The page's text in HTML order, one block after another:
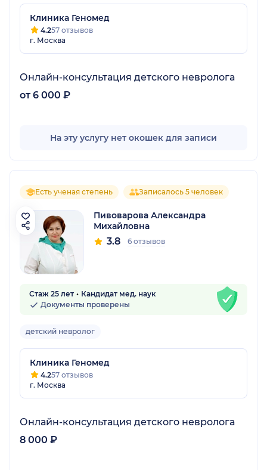
Клиника Геномед
4.257 отзывов
г. Москва
Онлайн-консультация детского невролога
от 6 000 ₽
На эту услугу нет окошек для записи
Есть ученая степень Записалось 5 человек
Пивоварова Александра
Михайловна
3.8 6 отзывов
Стаж 25 лет
Кандидат мед. наук
Документы проверены
детский невролог
Клиника Геномед
4.257 отзывов
г. Москва
Онлайн-консультация детского невролога
8 000 ₽